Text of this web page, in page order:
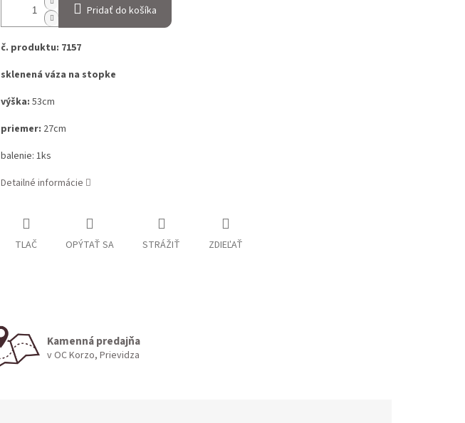
Pridať do košíka
č. produktu: 7157
sklenená váza na stopke
výška: 53cm
priemer: 27cm
balenie: 1ks
Detailné informácie
TLAČ OPÝTAŤ SA STRÁŽIŤ ZDIEĽAŤ
Kamenná predajňa
v OC Korzo, Prievidza